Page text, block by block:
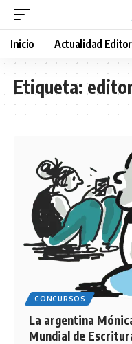
Inicio Actualidad
Etiqueta:
CONCURSOS
La argentina
Mundial de